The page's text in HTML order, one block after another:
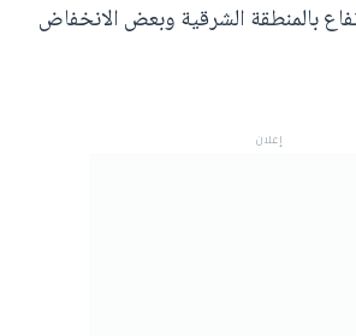
بالمنطقة الشرقية وبعض الانخفاض
إعلان